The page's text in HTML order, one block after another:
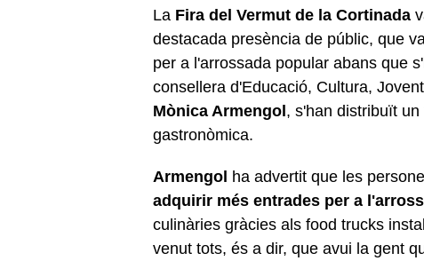
La Fira del Vermut de la Cortinada
destacada presència de públic, que
per a l'arrossada popular abans que
consellera d'Educació, Cultura,
Mònica Armengol, s'han distribuït un
gastronòmica.
Armengol ha advertit que les
adquirir més entrades per a
culinàries gràcies als food trucks
venut tots, és a dir, que avui la gent